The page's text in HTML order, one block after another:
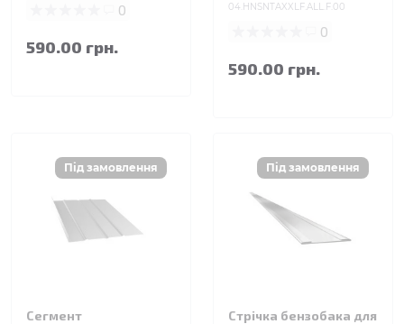
0
590.00 грн.
04.HNSNTAXXLF.ALL.F.00
0
590.00 грн.
Сегмент
Стрічка бензобака для